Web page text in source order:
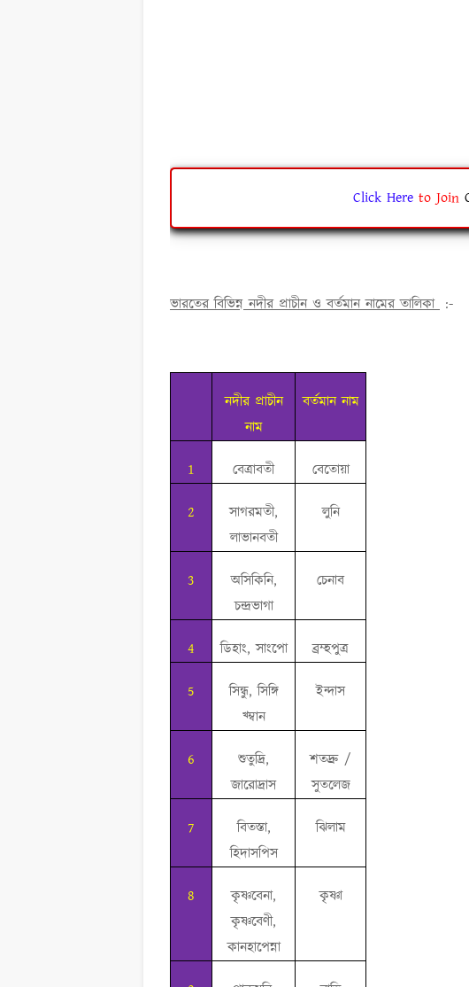
Click Here toJoin
ভারতের বিভিন্ন নদীর প্রাচীন ও বর্তমান নামের তালিকা :-
নদীর প্রাচীন
নাম
বর্তমান নাম
1 বেত্রাবতী বেতোয়া
2
সাগরমতী,
লাভানবতী
লুনি
3
অসিকিনি,
চন্দ্রভাগা
চেনাব
4 ডিহাং, সাংপো ব্রম্হপুত্র
5
সিন্ধু, সিঙ্গি
খ্ম্বান
ইন্দাস
6
শুতুদ্রি,
জারোদ্রাস
শতদ্রু /
সুতলেজ
7
বিতস্তা,
হিদাসপিস
ঝিলাম
8
কৃষ্ণবেনা,
কৃষ্ণবেণী,
কানহাপেন্না
কৃষ্ণা